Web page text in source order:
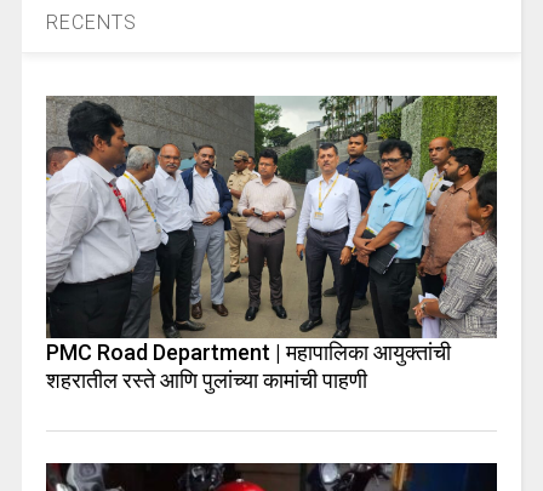
RECENTS
PMC Road Department | महापालिका आयुक्तांची
शहरातील रस्ते आणि पुलांच्या कामांची पाहणी